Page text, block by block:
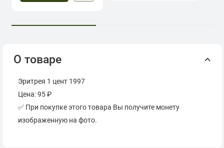
О товаре
Эритрея 1 цент 1997
Цена: 95 ₽
✅ При покупке этого товара Вы получите монету
изображенную на фото.